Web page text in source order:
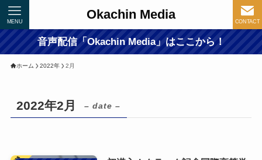
Okachin Media CONTACT
MENU
音声配信「Okachin Media」はここから！
ホーム 2022年 2月
2022年2月 – date –